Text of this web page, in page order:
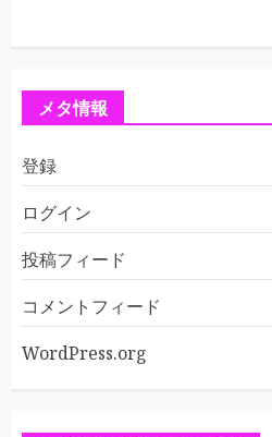
メタ情報
登録
ログイン
投稿フィード
コメントフィード
WordPress.org